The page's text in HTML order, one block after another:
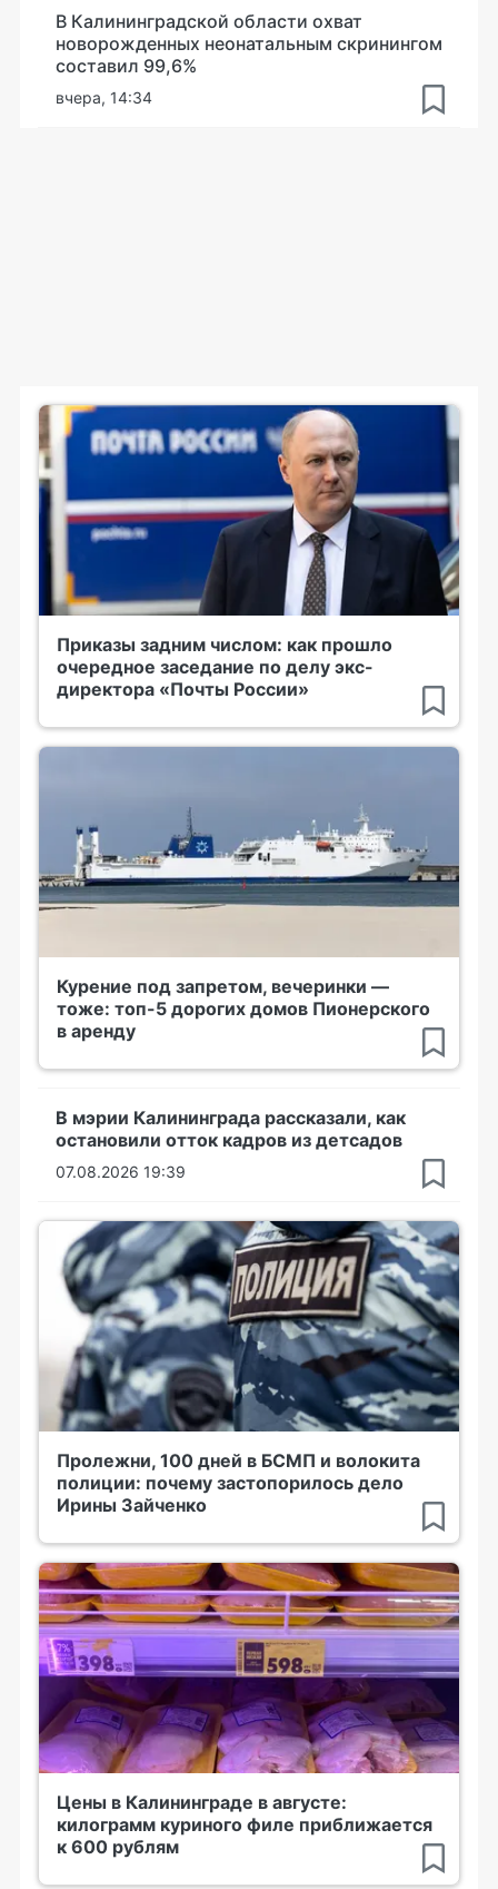
В Калининградской области охват
новорожденных неонатальным скринингом
составил 99,6%
вчера, 14:34
Приказы задним числом: как прошло
очередное заседание по делу экс-
директора «Почты России»
Курение под запретом, вечеринки —
тоже: топ-5 дорогих домов Пионерского
в аренду
В мэрии Калининграда рассказали, как
остановили отток кадров из детсадов
07.08.2026 19:39
Пролежни, 100 дней в БСМП и волокита
полиции: почему застопорилось дело
Ирины Зайченко
Цены в Калининграде в августе:
килограмм куриного филе приближается
к 600 рублям